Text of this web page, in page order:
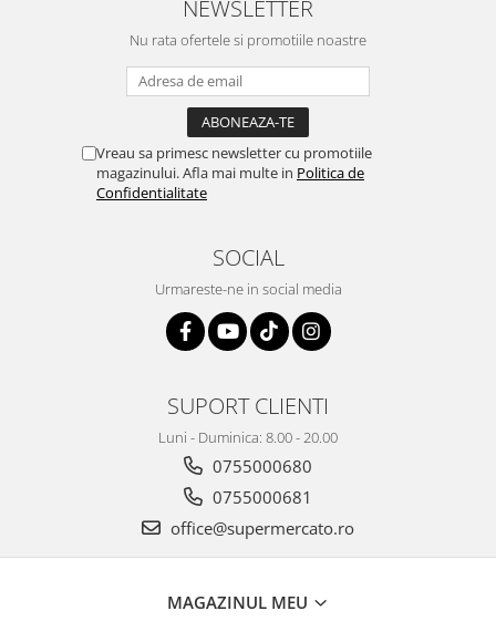
NEWSLETTER
Nu rata ofertele si promotiile noastre
Vreau sa primesc newsletter cu promotiile
magazinului. Afla mai multe in Politica de
Confidentialitate
SOCIAL
Urmareste-ne in social media
SUPORT CLIENTI
Luni - Duminica: 8.00 - 20.00
0755000680
0755000681
office@supermercato.ro
MAGAZINUL MEU